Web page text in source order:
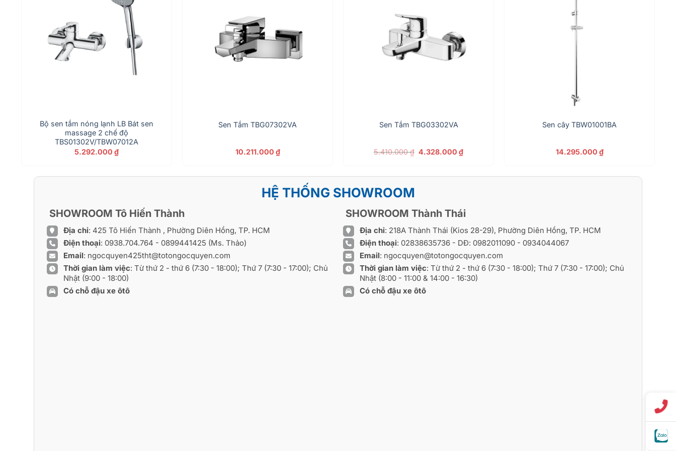
Bộ sen tắm nóng lạnh LB Bát sen
massage 2 chế độ
TBS01302V/TBW07012A
5.292.000 ₫
Sen Tắm TBG07302VA
10.211.000 ₫
Sen Tắm TBG03302VA
5.410.000₫ Giá
4.328.000₫Giá
4.328.000 ₫.
Sen cây TBW01001BA
14.295.000 ₫
HỆ THỐNG SHOWROOM
SHOWROOM Tô Hiến Thành
Địa chỉ: 425 Tô Hiến Thành , Phường Diên Hồng, TP. HCM
Điện thoại: 0938.704.764 - 0899441425 (Ms. Thảo)
Email: ngocquyen425tht@totongocquyen.com
Thời gian làm việc: Từ thứ 2 - thứ 6 (7:30 - 18:00); Thứ 7 (7:30 - 17:00); Chủ
Nhật (9:00 - 18:00)
Có chỗ đậu xe ôtô
SHOWROOM Thành Thái
Địa chỉ: 218A Thành Thái (Kios 28-29), Phường Diên Hồng, TP. HCM
Điện thoại: 02838635736 - DĐ: 0982011090- 0934044067
Email: ngocquyen@totongocquyen.com
Thời gian làm việc: Từ thứ 2 - thứ 6 (7:30 - 18:00); Thứ 7 (7:30 - 17:00); Chủ
Nhật (8:00 - 11:00 & 14:00 - 16:30)
Có chỗ đậu xe ôtô